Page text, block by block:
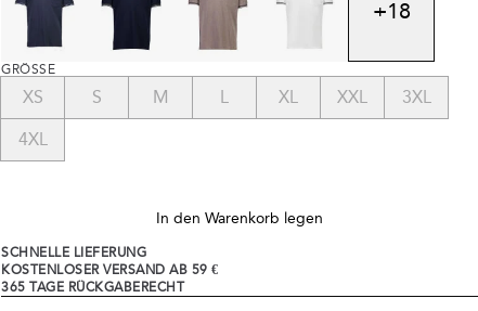
+18
GRÖSSE
XS S M L XL XXL 3XL
4XL
In den Warenkorb legen
SCHNELLE LIEFERUNG
KOSTENLOSER VERSAND AB 59 €
365 TAGE RÜCKGABERECHT